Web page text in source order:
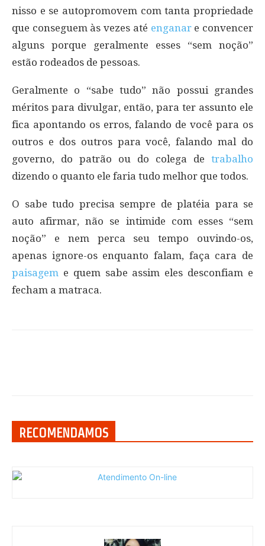
nisso e se autopromovem com tanta propriedade
que conseguem às vezes até enganare convencer
alguns porque geralmente esses “sem noção”
estão rodeados de pessoas.
Geralmente o “sabe tudo” não possui grandes
méritos para divulgar, então, para ter assunto ele
fica apontando os erros, falando de você para os
outros e dos outros para você, falando mal do
governo, do patrão ou do colega de trabalho
dizendo o quanto ele faria tudo melhor que todos.
O sabe tudo precisa sempre de platéia para se
auto afirmar, não se intimide com esses “sem
noção” e nem perca seu tempo ouvindo-os,
apenas ignore-os enquanto falam, faça cara de
paisagem e quem sabe assim eles desconfiam e
fecham a matraca.
RECOMENDAMOS